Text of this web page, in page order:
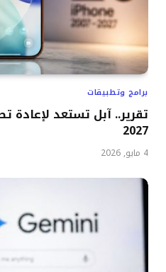
برامج وتطبيقات
تقرير.. آبل تستعد لإعادة
2027
4 مايو, 2026